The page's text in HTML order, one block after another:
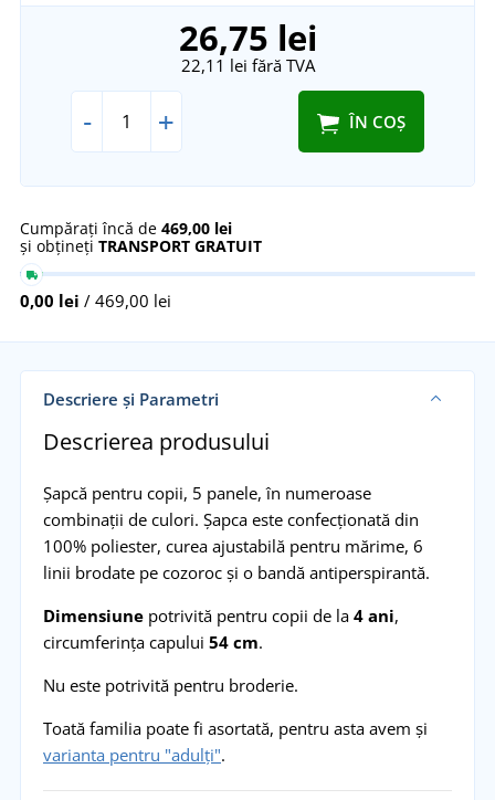
26,75 lei
22,11 lei fără TVA
- + ÎN COȘ
Cumpărați încă de 469,00 lei
și obțineți TRANSPORT GRATUIT
0,00 lei / 469,00 lei
Descriere și Parametri
Descrierea produsului
Șapcă pentru copii, 5 panele, în numeroase
combinații de culori. Șapca este confecționată din
100% poliester, curea ajustabilă pentru mărime, 6
linii brodate pe cozoroc și o bandă antiperspirantă.
Dimensiunepotrivită pentru copii de la 4 ani,
circumferința capului 54 cm.
Nu este potrivită pentru broderie.
Toată familia poate fi asortată, pentru asta avem și
varianta pentru "adulți".